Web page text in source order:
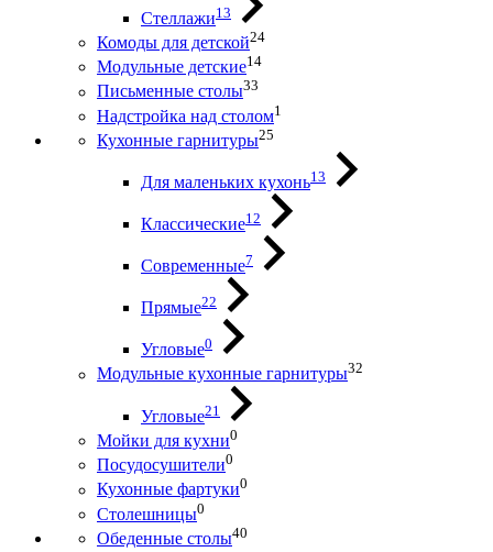
Стеллажи13
Комоды для детской24
Модульные детские14
Письменные столы33
Надстройка над столом1
Кухонные гарнитуры25
Для маленьких кухонь13
Классические12
Современные7
Прямые22
Угловые0
Модульные кухонные гарнитуры32
Угловые21
Мойки для кухни0
Посудосушители0
Кухонные фартуки0
Столешницы0
Обеденные столы40